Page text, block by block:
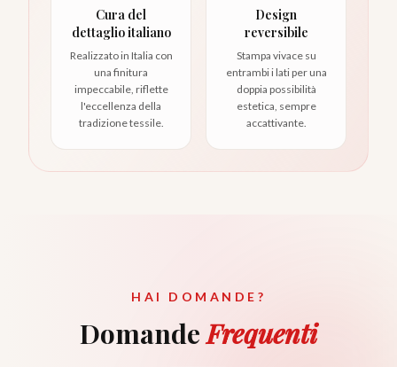
Cura del
dettaglio italiano
Realizzato in Italia con
una finitura
impeccabile, riflette
l'eccellenza della
tradizione tessile.
Design
reversibile
Stampa vivace su
entrambi i lati per una
doppia possibilità
estetica, sempre
accattivante.
HAI DOMANDE?
DomandeFrequenti